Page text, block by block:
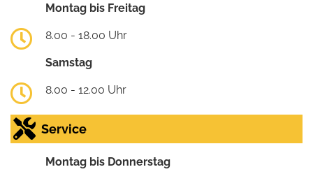
Montag bis Freitag
8.00 - 18.00 Uhr
Samstag
8.00 - 12.00 Uhr
Service
Montag bis Donnerstag